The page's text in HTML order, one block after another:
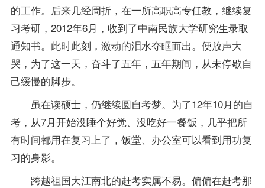
的工作。后来几经周折，在一所高职高专任教，继续复
习考研，2012年6月，收到了中南民族大学研究生录取
通知书。此时此刻，激动的泪水夺眶而出。便放声大
哭，为了这一天，奋斗了五年，五年期间，从未停歇自
己缓慢的脚步。
虽在读硕士，仍继续圆自考梦。为了12年10月的自
考，从7月开始没睡个好觉、没吃好一餐饭，几乎把所
有时间都用在复习上了，饭堂、办公室可以看到用功复
习的身影。
跨越祖国大江南北的赶考实属不易。偏偏在赶考那